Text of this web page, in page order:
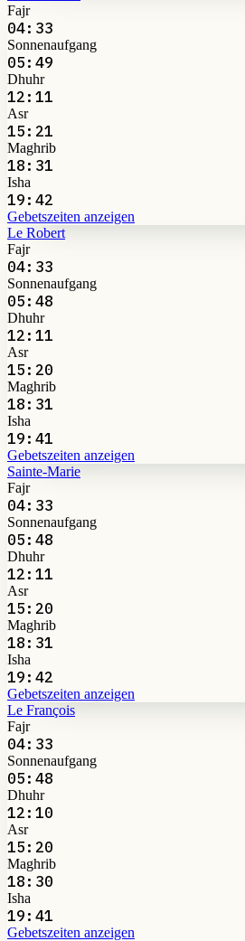
Fajr
04:33
Sonnenaufgang
05:49
Dhuhr
12:11
Asr
15:21
Maghrib
18:31
Isha
19:42
Gebetszeiten anzeigen
Le Robert
Fajr
04:33
Sonnenaufgang
05:48
Dhuhr
12:11
Asr
15:20
Maghrib
18:31
Isha
19:41
Gebetszeiten anzeigen
Sainte-Marie
Fajr
04:33
Sonnenaufgang
05:48
Dhuhr
12:11
Asr
15:20
Maghrib
18:31
Isha
19:42
Gebetszeiten anzeigen
Le François
Fajr
04:33
Sonnenaufgang
05:48
Dhuhr
12:10
Asr
15:20
Maghrib
18:30
Isha
19:41
Gebetszeiten anzeigen